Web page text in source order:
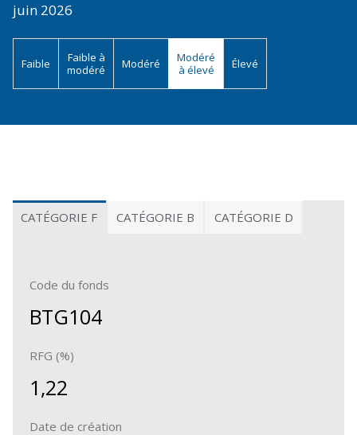
juin 2026
Faible
Faible à
modéré
Modéré
Modéré
à élevé
Élevé
CATÉGORIE F CATÉGORIE B CATÉGORIE D
Code du fonds
BTG104
RFG (%)
1,22
Date de création